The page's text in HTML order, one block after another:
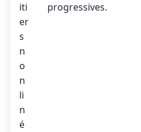
iti
er
s
n
o
n
li
n
é
progressives.